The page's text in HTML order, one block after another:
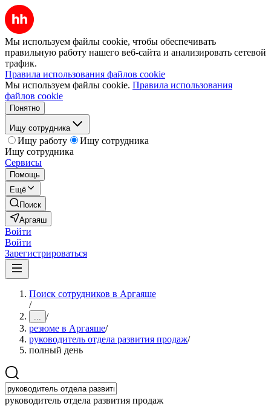
Мы используем файлы cookie, чтобы обеспечивать
правильную работу нашего веб-сайта и анализировать сетевой
трафик.
Правила использования файлов cookie
Мы используем файлы cookie. Правила использования
файлов cookie
Понятно
Ищу сотрудника
Ищу работу
Ищу сотрудника
Ищу сотрудника
Сервисы
Помощь
Ещё
Поиск
Аргаяш
Войти
Войти
Зарегистрироваться
Поиск сотрудников в Аргаяше
/
... /
резюме в Аргаяше/
руководитель отдела развития продаж/
полный день
руководитель отдела развития продаж